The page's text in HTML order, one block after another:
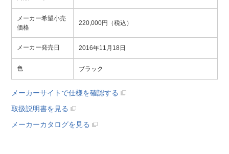
メーカー希望小売
価格
220,000円（税込）
メーカー発売日 2016年11月18日
色 ブラック
メーカーサイトで仕様を確認する
取扱説明書を見る
メーカーカタログを見る